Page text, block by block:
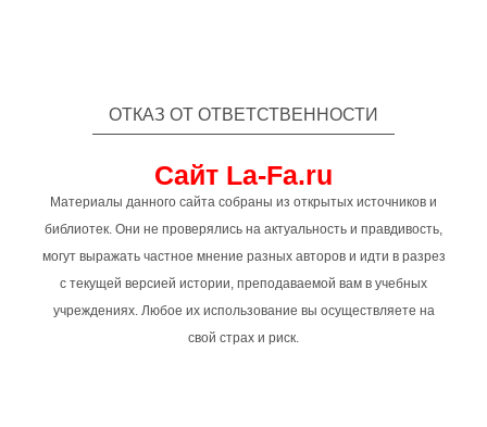
ОТКАЗ ОТ ОТВЕТСТВЕННОСТИ
Сайт La-Fa.ru
Материалы данного сайта собраны из открытых источников и
библиотек. Они не проверялись на актуальность и правдивость,
могут выражать частное мнение разных авторов и идти в разрез
с текущей версией истории, преподаваемой вам в учебных
учреждениях. Любое их использование вы осуществляете на
свой страх и риск.